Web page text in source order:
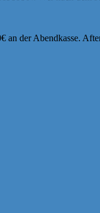
der Abendkasse.